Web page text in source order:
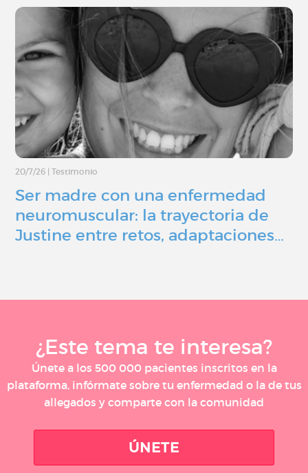
20/7/26 Testimonio
Ser madre con una enfermedad
neuromuscular: la trayectoria de
Justine entre retos, adaptaciones…
¿Este tema te interesa?
Únete a los 500 000 pacientes inscritos en la
plataforma, infórmate sobre tu enfermedad o la de tus
allegados y comparte con la comunidad
ÚNETE